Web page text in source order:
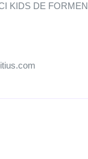
KIDS DE